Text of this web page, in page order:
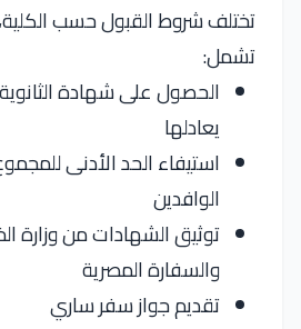
تختلف شروط القبول حسب
تشمل:
الحصول على شهادة
يعادلها
استيفاء الحد الأدنى
الوافدين
توثيق الشهادات من وزارة
والسفارة المصرية
تقديم جواز سفر ساري